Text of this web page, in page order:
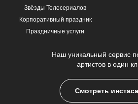
Звёзды Телесериалов
Корпоративный праздник
Праздничные услуги
Наш уникальный сервис
артистов в один
Смотреть